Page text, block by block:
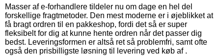
Masser af e-forhandlere tildeler nu om dage en hel del
forskellige fragtmetoder. Den mest moderne er i øjeblikket at
få bragt ordren til en pakkeshop, fordi det så er super
fleksibelt for dig at kunne hente ordren når det passer dig
bedst. Leveringsformen er altså ret så problemfri, samt ofte
også den prisbilligste løsning til levering ved køb af .